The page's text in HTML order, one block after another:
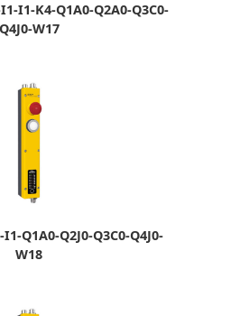
I1-K4-Q1A0-Q2A0-Q3C0-
Q4J0-W17
Q1A0-Q2J0-Q3C0-Q4J0-
W18